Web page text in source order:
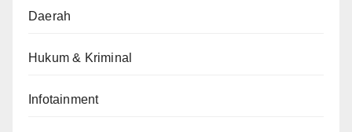
Daerah
Hukum & Kriminal
Infotainment